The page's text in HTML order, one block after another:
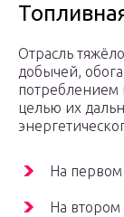
Отрасль
добычей,
потреблением
целью их
На первом
На втором